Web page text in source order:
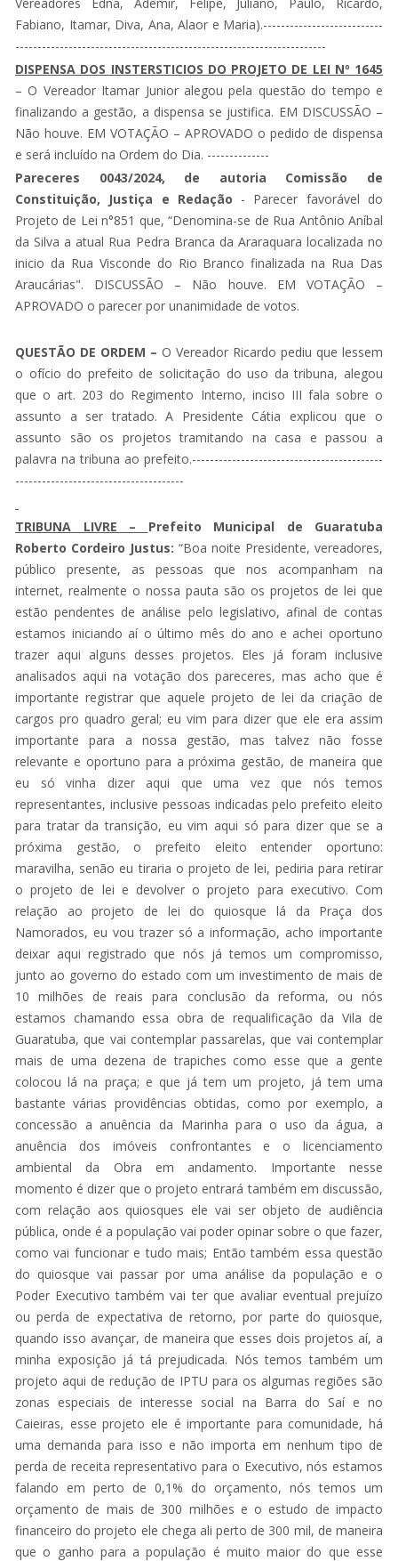
Fabiano, Itamar, Diva, Ana, Alaor e Maria).---------------------------
----------------------------------------------------------------------
DISPENSA DOS INSTERSTICIOS DO PROJETO DE LEI Nº 1645
– O Vereador Itamar Junior alegou pela questão do tempo e
finalizando a gestão, a dispensa se justifica. EM DISCUSSÃO –
Não houve. EM VOTAÇÃO – APROVADO o pedido de dispensa
e será incluído na Ordem do Dia. --------------
Pareceres 0043/2024, de autoria Comissão de
Constituição, Justiça e Redação - Parecer favorável do
Projeto de Lei n°851 que, “Denomina-se de Rua Antônio Aníbal
da Silva a atual Rua Pedra Branca da Araraquara localizada no
inicio da Rua Visconde do Rio Branco finalizada na Rua Das
Araucárias". DISCUSSÃO – Não houve. EM VOTAÇÃO –
APROVADO o parecer por unanimidade de votos.
QUESTÃO DE ORDEM – O Vereador Ricardo pediu que lessem
o ofício do prefeito de solicitação do uso da tribuna, alegou
que o art. 203 do Regimento Interno, inciso III fala sobre o
assunto a ser tratado. A Presidente Cátia explicou que o
assunto são os projetos tramitando na casa e passou a
palavra na tribuna ao prefeito.-------------------------------------------
--------------------------------------
TRIBUNA LIVRE – Prefeito Municipal de Guaratuba
Roberto Cordeiro Justus: “Boa noite Presidente, vereadores,
público presente, as pessoas que nos acompanham na
internet, realmente o nossa pauta são os projetos de lei que
estão pendentes de análise pelo legislativo, afinal de contas
estamos iniciando aí o último mês do ano e achei oportuno
trazer aqui alguns desses projetos. Eles já foram inclusive
analisados aqui na votação dos pareceres, mas acho que é
importante registrar que aquele projeto de lei da criação de
cargos pro quadro geral; eu vim para dizer que ele era assim
importante para a nossa gestão, mas talvez não fosse
relevante e oportuno para a próxima gestão, de maneira que
eu só vinha dizer aqui que uma vez que nós temos
representantes, inclusive pessoas indicadas pelo prefeito eleito
para tratar da transição, eu vim aqui só para dizer que se a
próxima gestão, o prefeito eleito entender oportuno:
maravilha, senão eu tiraria o projeto de lei, pediria para retirar
o projeto de lei e devolver o projeto para executivo. Com
relação ao projeto de lei do quiosque lá da Praça dos
Namorados, eu vou trazer só a informação, acho importante
deixar aqui registrado que nós já temos um compromisso,
junto ao governo do estado com um investimento de mais de
10 milhões de reais para conclusão da reforma, ou nós
estamos chamando essa obra de requalificação da Vila de
Guaratuba, que vai contemplar passarelas, que vai contemplar
mais de uma dezena de trapiches como esse que a gente
colocou lá na praça; e que já tem um projeto, já tem uma
bastante várias providências obtidas, como por exemplo, a
concessão a anuência da Marinha para o uso da água, a
anuência dos imóveis confrontantes e o licenciamento
ambiental da Obra em andamento. Importante nesse
momento é dizer que o projeto entrará também em discussão,
com relação aos quiosques ele vai ser objeto de audiência
pública, onde é a população vai poder opinar sobre o que fazer,
como vai funcionar e tudo mais; Então também essa questão
do quiosque vai passar por uma análise da população e o
Poder Executivo também vai ter que avaliar eventual prejuízo
ou perda de expectativa de retorno, por parte do quiosque,
quando isso avançar, de maneira que esses dois projetos aí, a
minha exposição já tá prejudicada. Nós temos também um
projeto aqui de redução de IPTU para os algumas regiões são
zonas especiais de interesse social na Barra do Saí e no
Caieiras, esse projeto ele é importante para comunidade, há
uma demanda para isso e não importa em nenhum tipo de
perda de receita representativo para o Executivo, nós estamos
falando em perto de 0,1% do orçamento, nós temos um
orçamento de mais de 300 milhões e o estudo de impacto
financeiro do projeto ele chega ali perto de 300 mil, de maneira
que o ganho para a população é muito maior do que esse